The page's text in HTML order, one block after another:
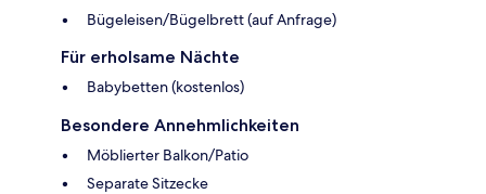
Bügeleisen/Bügelbrett (auf Anfrage)
Für erholsame Nächte
Babybetten (kostenlos)
Besondere Annehmlichkeiten
Möblierter Balkon/Patio
Separate Sitzecke